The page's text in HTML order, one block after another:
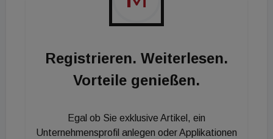
zeigt, dass auch ein historisches Objekt, zum
Übergang in eine low-carbon, widerstandsfähige
kann", ergänzt ÖGNI-Geschäftsführer Peter
Engert. Die Herausforderung, ein aus der letzten
Maßstäben des Kriterienkataloges der EU zu
nachhaltigen Tätigkeiten auszurichten, zu
Registrieren. Weiterlesen.
Vorteile genießen.
Egal ob Sie exklusive Artikel, ein
Unternehmensprofil anlegen oder Applikationen